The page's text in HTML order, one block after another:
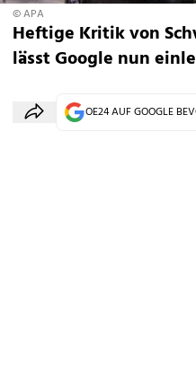
© APA
Heftige Kritik von
lässt Google nun
OE24 AUF GOOGLE